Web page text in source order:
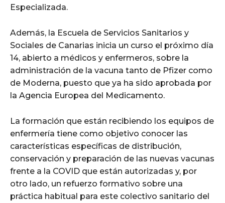
Especializada.
Además, la Escuela de Servicios Sanitarios y
Sociales de Canarias inicia un curso el próximo día
14, abierto a médicos y enfermeros, sobre la
administración de la vacuna tanto de Pfizer como
de Moderna, puesto que ya ha sido aprobada por
la Agencia Europea del Medicamento.
La formación que están recibiendo los equipos de
enfermería tiene como objetivo conocer las
características específicas de distribución,
conservación y preparación de las nuevas vacunas
frente a la COVID que están autorizadas y, por
otro lado, un refuerzo formativo sobre una
práctica habitual para este colectivo sanitario del